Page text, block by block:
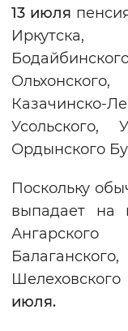
13 июля
Иркутска,
Казачинско-
Усольского,
Ордынского
Поскольку
выпадает на
Ангарского
июля.